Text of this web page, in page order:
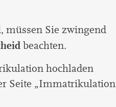
müssen Sie zwingend
beachten.
hochladen
Seite „Immatrikulation